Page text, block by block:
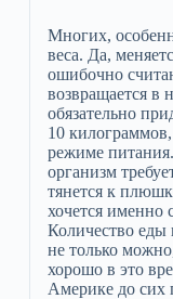
Многих,
веса. Да,
ошибочно
возвращается в
обязательно
10
режиме
организм
тянется к
хочется именно
Количество еды
не только
хорошо в это
Америке до сих